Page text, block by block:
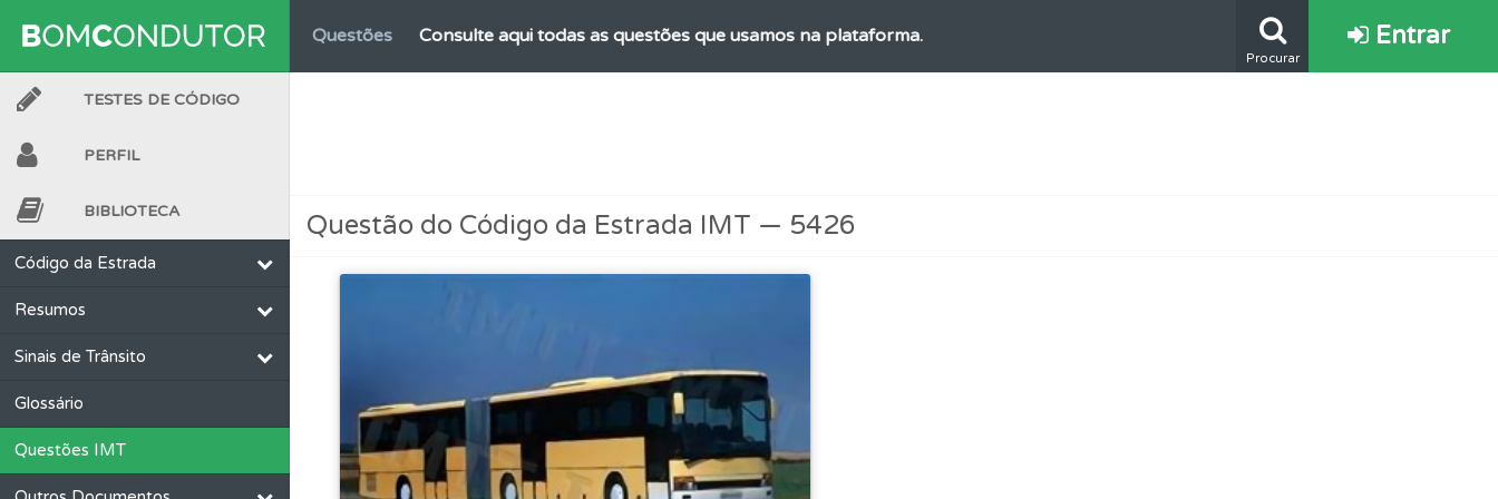
Questões Consulte aqui todas as questões que usamos na plataforma.
Consulte a ajuda se tiver dúvidas relacionadas com a plataforma.
Ajuda Use os atalhos de teclado para responder aos testes mais rapidamente.
Procurar
Entrar
TESTES DE CÓDIGO
PERFIL
BIBLIOTECA
Código da Estrada
Resumos
Sinais de Trânsito
Glossário
Questões IMT
Questão do Código da Estrada IMT — 5426